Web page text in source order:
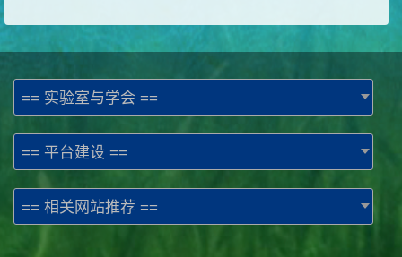
== 实验室与学会 ==
== 平台建设 ==
== 相关网站推荐 ==